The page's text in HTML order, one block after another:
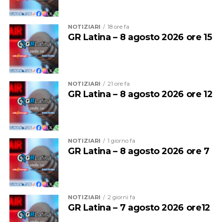
sinergica tra Prefettura, Regione e Comune per
garantire elevati standard di sicurezza e prevenzione
nelle aree maggiormente esposte a degrado e illegalità,
l’installazione di impianti di videosorveglianza,
l’istituzione presso la Prefettura di Roma di una Cabina
di regia integrata dalle Forze di polizia con compiti di
apposita relazione inoltrata dal Comune.
NOTIZIARI 18 ore fa
GR Latina – 8 agosto 2026 ore 15
NOTIZIARI 21 ore fa
GR Latina – 8 agosto 2026 ore 12
NOTIZIARI 1 giorno fa
GR Latina – 8 agosto 2026 ore 7
NOTIZIARI 2 giorni fa
GR Latina – 7 agosto 2026 ore12